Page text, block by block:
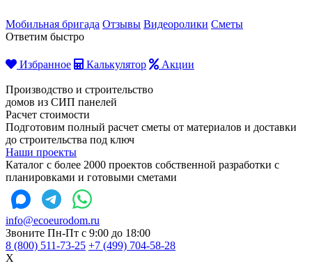
Мобильная бригада Отзывы Видеоролики Сметы
Ответим быстро
Избранное Калькулятор Акции
Производство и строительство
домов из СИП панелей
Расчет стоимости
Подготовим полный расчет сметы от материалов и доставки
до строительства под ключ
Наши проекты
Каталог с более 2000 проектов собственной разработки с
планировками и готовыми сметами
info@ecoeurodom.ru
Звоните Пн-Пт с 9:00 до 18:00
8 (800) 511-73-25 +7 (499) 704-58-28
X